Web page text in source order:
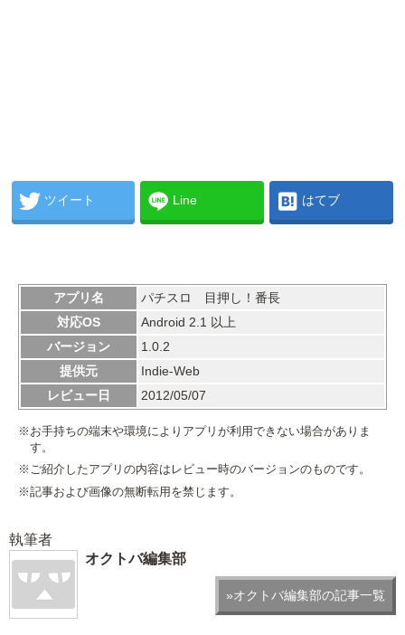
ツイート Line はてブ
アプリ名
パチスロ 目押し！番長
対応OS
Android 2.1 以上
バージョン
1.0.2
提供元
Indie-Web
レビュー日
2012/05/07
※お手持ちの端末や環境によりアプリが利用できない場合がありま
す。
※ご紹介したアプリの内容はレビュー時のバージョンのものです。
※記事および画像の無断転用を禁じます。
執筆者
オクトバ編集部
»オクトバ編集部の記事一覧